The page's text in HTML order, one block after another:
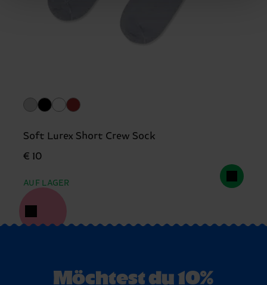
Soft Lurex Short Crew Sock
€ 10
AUF LAGER
Möchtest du 10%